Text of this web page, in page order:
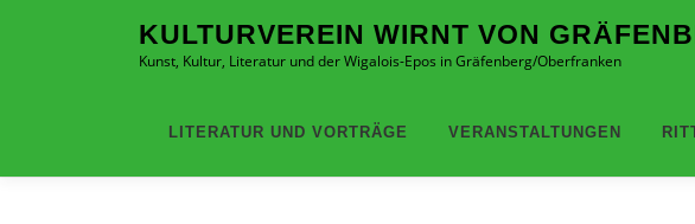
KULTURVEREIN WIRNT VON
Kunst, Kultur, Literatur und der Wigalois-Epos in Gräfenberg/Oberfranken
LITERATUR UND VORTRÄGE VERANSTALTUNGEN